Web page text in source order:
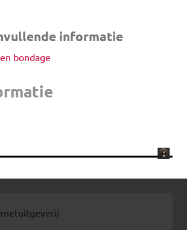
informatie
bondage